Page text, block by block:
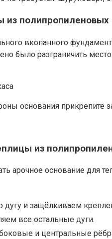
из полипропиленовых
вкопанного
было разграничить
основания прикрепите
из
арочное основание для
дугу и защёлкиваем
все остальные дуги.
и центральные